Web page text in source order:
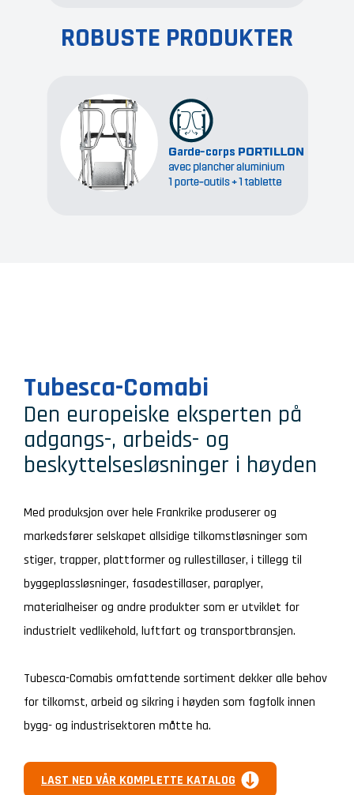
ROBUSTE PRODUKTER
Tubesca-Comabi
Den europeiske eksperten på
adgangs-, arbeids- og
beskyttelsesløsninger i høyden
Med produksjon over hele Frankrike produserer og
markedsfører selskapet allsidige tilkomstløsninger som
stiger, trapper, plattformer og rullestillaser, i tillegg til
byggeplassløsninger, fasadestillaser, paraplyer,
materialheiser og andre produkter som er utviklet for
industrielt vedlikehold, luftfart og transportbransjen.
Tubesca-Comabis omfattende sortiment dekker alle behov
for tilkomst, arbeid og sikring i høyden som fagfolk innen
bygg- og industrisektoren måtte ha.
LAST NED VÅR KOMPLETTE KATALOG